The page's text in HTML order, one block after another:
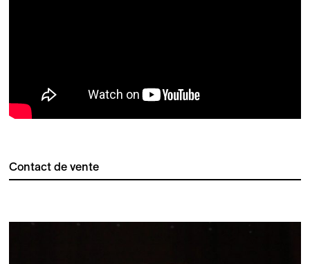
Contact de vente